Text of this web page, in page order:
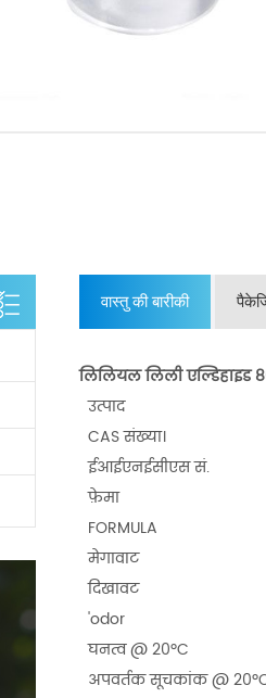
वास्तु की बारीकी
लिलियल लिली एल्डिहाइड
उत्पाद
CAS संख्या।
ईआईएनईसीएस सं.
फ़ेमा
FORMULA
मेगावाट
दिखावट
'odor
घनत्व @ 20ºC
अपवर्तक सूचकांक @